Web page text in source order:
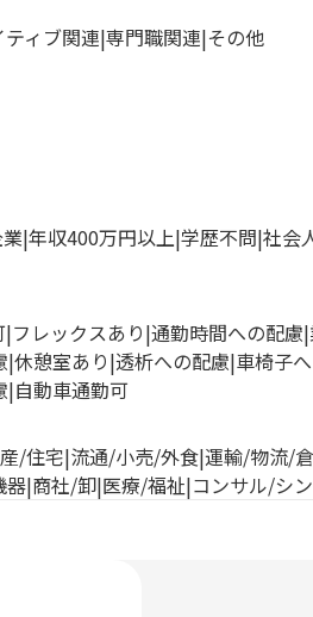
ィブ関連 専門職関連 その他
年収400万円以上 学歴不問 社会
フレックスあり 通勤時間への配慮
休憩室あり 透析への配慮 車椅子
自動車通勤可
/住宅 流通/小売/外食 運輸/物流/
器 商社/卸 医療/福祉 コンサル/シ